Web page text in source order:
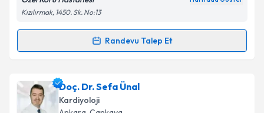
Kişisel verilerimin işlenmesine ilişkin
Metni'ni okudum ve kişisel verilerimin belirtilen
Takvim Talebini Gönder
Kızılırmak, 1450. Sk. No:13
Randevu Talep Et
Randevu Takvimi Talebi
Prof. Dr. Ömer Çakıriçin randevu takvimi talebi
oluşturun. Size bu uzmandan randevu almanız için bir
takvim hazırlandığında e-posta ile bilgilendireceğiz.
Doç. Dr. Sefa Ünal
Kardiyoloji